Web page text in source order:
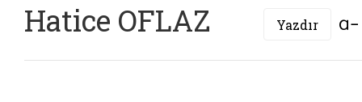
Hatice OFLAZ Yazdır